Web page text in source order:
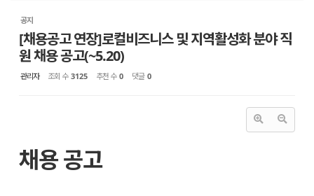
공지
[채용공고 연장]로컬비즈니스 및 지역활성화 분야 직
원 채용 공고(~5.20)
관리자 조회 수 3125 추천 수 0 댓글 0
채용 공고